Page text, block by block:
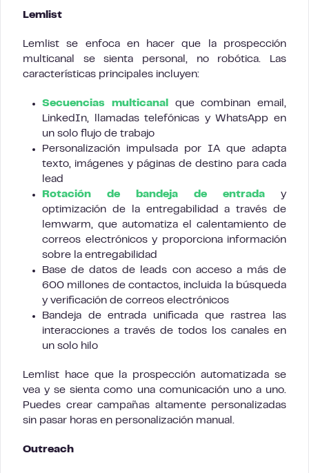
Lemlist
Lemlist se enfoca en hacer que la prospección
multicanal se sienta personal, no robótica. Las
características principales incluyen:
Secuencias multicanal
que combinan email,
LinkedIn, llamadas telefónicas y WhatsApp en
un solo flujo de trabajo
Personalización impulsada por IA que adapta
texto, imágenes y páginas de destino para cada
lead
Rotación de bandeja de entrada y
optimización de la entregabilidad a través de
lemwarm, que automatiza el calentamiento de
correos electrónicos y proporciona información
sobre la entregabilidad
Base de datos de leads con acceso a más de
600 millones de contactos, incluida la búsqueda
y verificación de correos electrónicos
Bandeja de entrada unificada que rastrea las
interacciones a través de todos los canales en
un solo hilo
Lemlist hace que la prospección automatizada se
vea y se sienta como una comunicación uno a uno.
Puedes crear campañas altamente personalizadas
sin pasar horas en personalización manual.
Outreach